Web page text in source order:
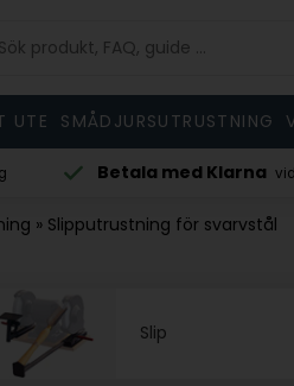
UTE SMÅDJURSUTRUSTNING
Beställ före kl. 12 på vardagar
» Slipputrustning för svarvstål
Slip